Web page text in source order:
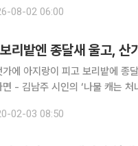
‘죽음(Der Tod)’
08-02 06:00
리밭엔 종달새 울고, 산
피고 보리밭에 종달새 우네 허나 무엇하랴 산에 들에 쟁기질에 낫질하는 총각이
눈 덮인 산기슭에 봄바람이 불어와
꽃이 있습니다. 이른 곳에
02-03 08:50